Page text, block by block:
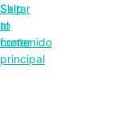
Saltar
al
contenido
principal
Skip
to
footer